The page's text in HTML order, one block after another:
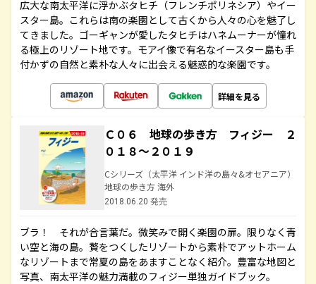
広大な南太平洋に浮かぶタヒチ（フレンチポリネシア）やイー
スター島。これらは南の楽園として古くから人々の心を魅了し
てきました。ゴーギャンが愛したタヒチはハネムーナーが憧れ
る極上のリゾート地です。モアイ像で有名なイースター島も手
付かずの自然と素朴な人々に出会える魅惑的な楽園です。
詳細を見る
Ｃ０６ 地球の歩き方 フィジー ２
０１８～２０１９
Cシリーズ（太平洋 インド洋の島々&オセアニア）
地球の歩き方 海外
2018.06.20 発売
ブラ！ それが合言葉だ。微笑みで開く楽園の扉。限りなく青
い空と海の島。贅をつくしたリゾートから素朴でアットホーム
なリゾートまで常夏の島をあますことなく紹介。豊富な地図と
写真、南太平洋の魅力満載のフィジー単独ガイドブック。